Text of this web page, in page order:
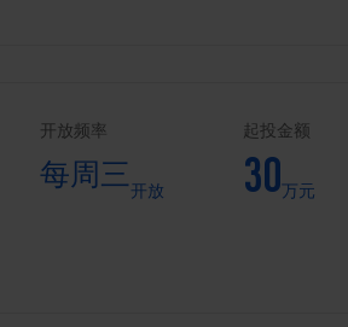
开放频率
每周三开放
起投金额
30万元